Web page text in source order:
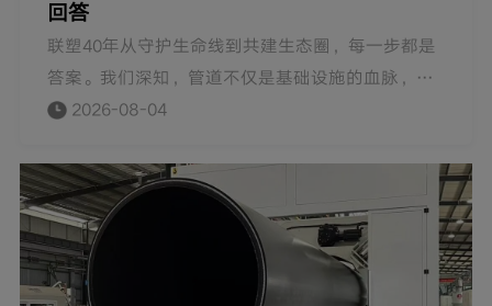
回答
联塑40年从守护生命线到共建生态圈，每一步都是
答案。我们深知，管道不仅是基础设施的血脉，更
是连接千家万户生活与生态环境的纽带。四十年科
领先水平。这些努力，只为让每根管道所抵达的地
方，都心安如常。
2026-08-04